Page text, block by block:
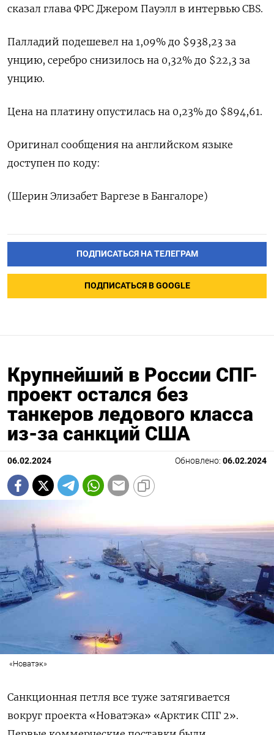
сказал глава ФРС Джером Пауэлл в интервью CBS.
Палладий подешевел на 1,09% до $938,23​​ за
унцию, серебро снизилось на 0,32% до $22,3​ за
унцию.
Цена на платину опустилась на 0,23% до $894,61.
Оригинал сообщения на английском языке
доступен по коду:
(Шерин Элизабет Варгезе в Бангалоре)
ПОДПИСАТЬСЯ НА ТЕЛЕГРАМ
ПОДПИСАТЬСЯ В GOOGLE
Крупнейший в России СПГ-
проект остался без
танкеров ледового класса
из-за санкций США
06.02.2024 Обновлено: 06.02.2024
«Новатэк»
Санкционная петля все туже затягивается
вокруг проекта «Новатэка» «Арктик СПГ 2».